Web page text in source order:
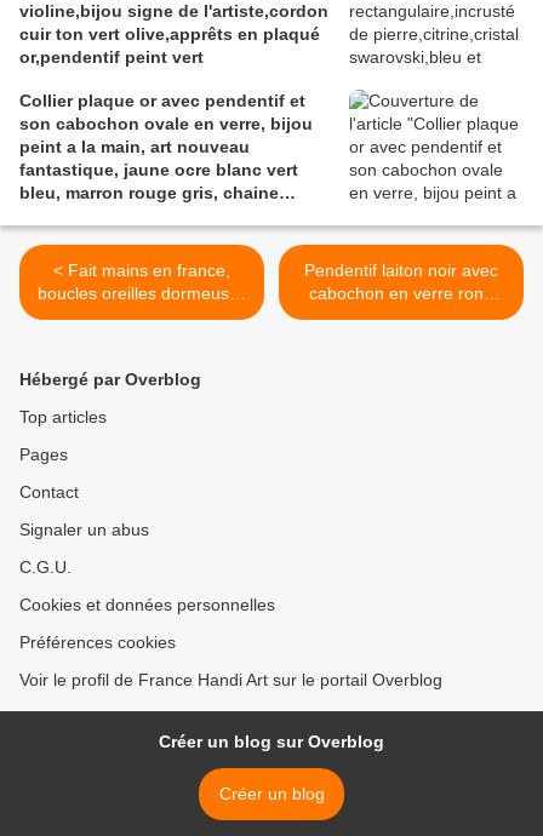
violine,bijou signe de l'artiste,cordon
cuir ton vert olive,apprêts en plaqué
or,pendentif peint vert
Collier plaque or avec pendentif et
son cabochon ovale en verre, bijou
peint a la main, art nouveau
fantastique, jaune ocre blanc vert
bleu, marron rouge gris, chaine
< Fait mains en france,
boucles oreilles dormeuses
avec cabochons en verre,
acier,cadeau fete
anniversaire noel
Pendentif laiton noir avec
cabochon en verre rond
Peinture acrylique originale
Hébergé par Overblog
Top articles
Pages
Contact
Signaler un abus
C.G.U.
Cookies et données personnelles
Préférences cookies
Voir le profil de France Handi Art sur le portail Overblog
Créer un blog sur Overblog
Créer un blog